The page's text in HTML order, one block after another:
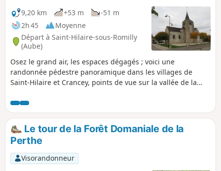
9,20 km
+53 m
-51 m
2h 45
Moyenne
Départ à Saint-Hilaire-sous-Romilly
(Aube)
Osez le grand air, les espaces dégagés ; voici une
randonnée pédestre panoramique dans les villages de
Saint-Hilaire et Crancey, points de vue sur la vallée de la
direction de Troyes.
Le tour de la Forêt Domaniale de la
Perthe
Visorandonneur